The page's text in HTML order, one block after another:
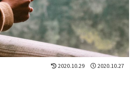
2020.10.29 2020.10.27